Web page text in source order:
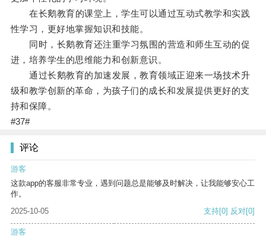
在长鹅教育的课堂上，学生可以通过互动式教学和实践
性学习，更好地掌握知识和技能。
同时，长鹅教育还注重学习氛围的营造和师生互动的促
进，培养学生的思维能力和创新意识。
通过长鹅教育的加速发展，教育领域正迎来一场技术升
级和教学创新的革命，为孩子们的成长和发展提供更好的支
持和保障。
#37#
评论
游客
这款app的客服非常专业，遇到问题总是能够及时解决，让我能够安心工
作。
2025-10-05
支持[0] 反对[0]
游客